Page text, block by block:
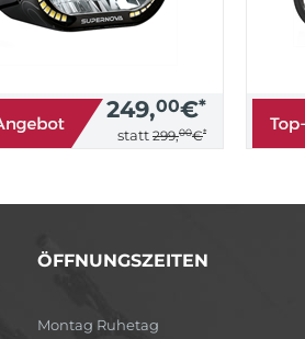
249,00€*
statt 299,00€*
ÖFFNUNGSZEITEN
Montag Ruhetag